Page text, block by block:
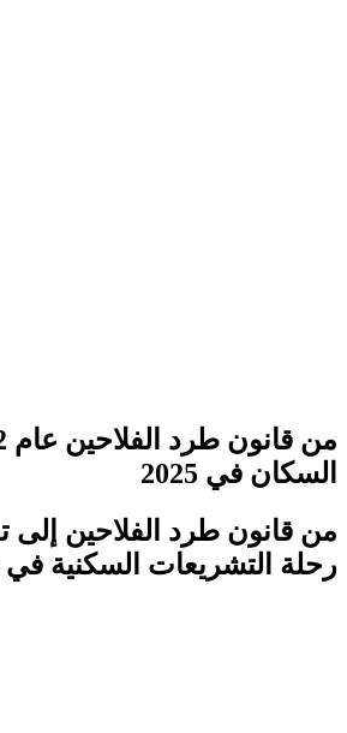
السكان في 2025
من قانون طرد الفلاحين إلى
رحلة التشريعات السكنية